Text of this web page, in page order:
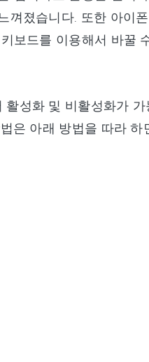
껴졌습니다. 또한 아이
보드를 이용해서 바꿀
성화 및 비활성화가
은 아래 방법을 따라 하